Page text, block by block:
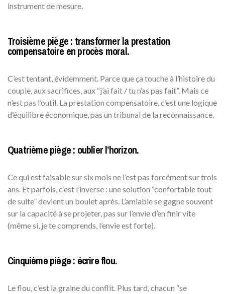
instrument de mesure.
Troisième piège : transformer la prestation
compensatoire en procès moral.
C’est tentant, évidemment. Parce que ça touche à l’histoire du
couple, aux sacrifices, aux “j’ai fait / tu n’as pas fait”. Mais ce
n’est pas l’outil. La prestation compensatoire, c’est une logique
d’équilibre économique, pas un tribunal de la reconnaissance.
Quatrième piège : oublier l’horizon.
Ce qui est faisable sur six mois ne l’est pas forcément sur trois
ans. Et parfois, c’est l’inverse : une solution “confortable tout
de suite” devient un boulet après. L’amiable se gagne souvent
sur la capacité à se projeter, pas sur l’envie d’en finir vite
(même si, je te comprends, l’envie est forte).
Cinquième piège : écrire flou.
Le flou, c’est la graine du conflit. Plus tard, chacun “se